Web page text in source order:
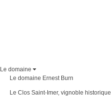
Le domaine
Le domaine Ernest Burn
Le Clos Saint-Imer, vignoble historique